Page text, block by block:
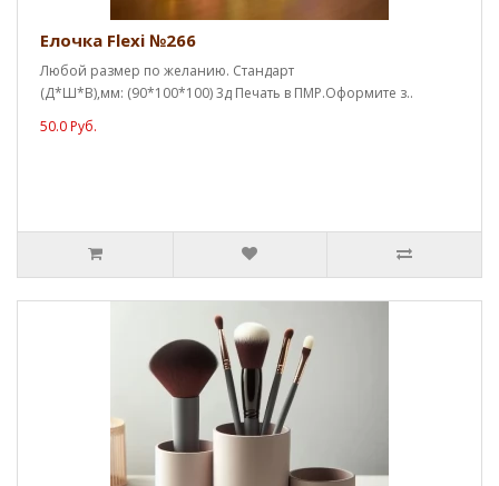
Елочка Flexi №266
Любой размер по желанию. Стандарт
(Д*Ш*В),мм: (90*100*100) 3д Печать в ПМР.Оформите з..
50.0 Руб.